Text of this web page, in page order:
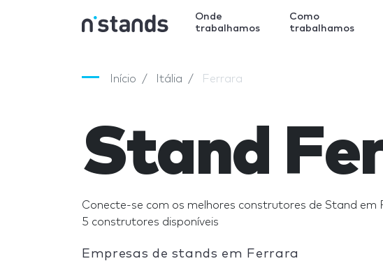
Onde
trabalhamos
Como
trabalhamos
Início Itália Ferrara
Stand
Conecte-se com os melhores construtores de Stand em
5 construtores disponíveis
Empresas de stands em Ferrara